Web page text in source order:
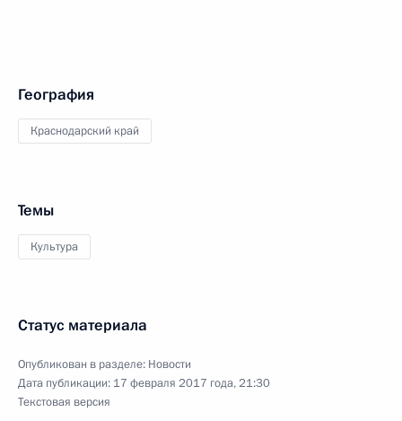
География
Краснодарский край
Темы
Культура
Статус материала
Опубликован в разделе: Новости
Дата публикации: 17 февраля 2017 года, 21:30
Текстовая версия